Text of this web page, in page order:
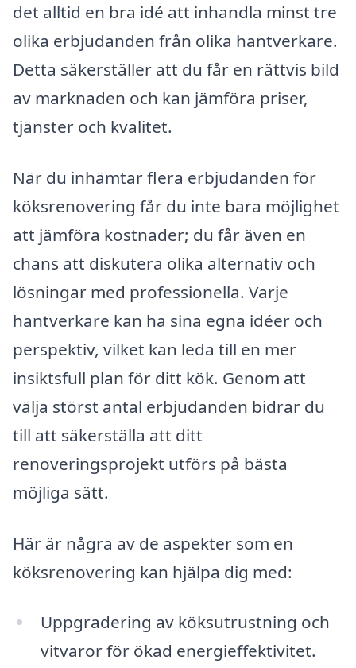
det alltid en bra idé att inhandla minst tre
olika erbjudanden från olika hantverkare.
Detta säkerställer att du får en rättvis bild
av marknaden och kan jämföra priser,
tjänster och kvalitet.
När du inhämtar flera erbjudanden för
köksrenovering får du inte bara möjlighet
att jämföra kostnader; du får även en
chans att diskutera olika alternativ och
lösningar med professionella. Varje
hantverkare kan ha sina egna idéer och
perspektiv, vilket kan leda till en mer
insiktsfull plan för ditt kök. Genom att
välja störst antal erbjudanden bidrar du
till att säkerställa att ditt
renoveringsprojekt utförs på bästa
möjliga sätt.
Här är några av de aspekter som en
köksrenovering kan hjälpa dig med:
Uppgradering av köksutrustning och
vitvaror för ökad energieffektivitet.